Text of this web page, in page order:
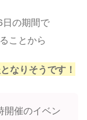
の期間で
ことから
なりそうです！
開催のイベン